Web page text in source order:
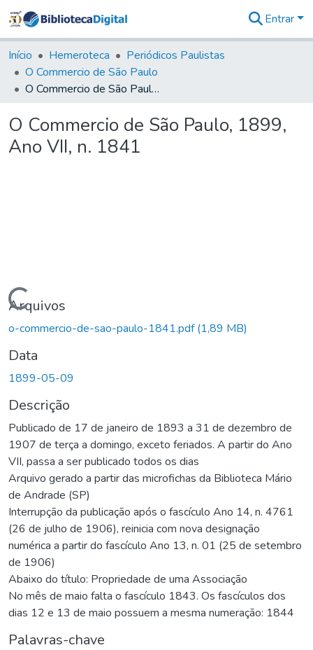
&
Coleções
Tudo na
Biblioteca
Estatísticas
Entrar
Início Hemeroteca
Periódicos Paulistas
O Commercio de São Paulo
O Commercio de São Paulo, 1899, Ano VII, n. 1841
O Commercio de São Paulo, 1899,
Ano VII, n. 1841
Carregando...
Arquivos
o-commercio-de-sao-paulo-1841.pdf(1,89 MB)
Data
1899-05-09
Descrição
Publicado de 17 de janeiro de 1893 a 31 de dezembro de
1907 de terça a domingo, exceto feriados. A partir do Ano
VII, passa a ser publicado todos os dias
Arquivo gerado a partir das microfichas da Biblioteca Mário
de Andrade (SP)
Interrupção da publicação após o fascículo Ano 14, n. 4761
(26 de julho de 1906), reinicia com nova designação
numérica a partir do fascículo Ano 13, n. 01 (25 de setembro
de 1906)
Abaixo do título: Propriedade de uma Associação
No mês de maio falta o fascículo 1843. Os fascículos dos
dias 12 e 13 de maio possuem a mesma numeração: 1844
Palavras-chave